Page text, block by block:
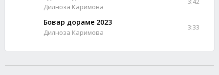
Дилноза Каримова
Бовар дораме 2023
Дилноза Каримова
3:33